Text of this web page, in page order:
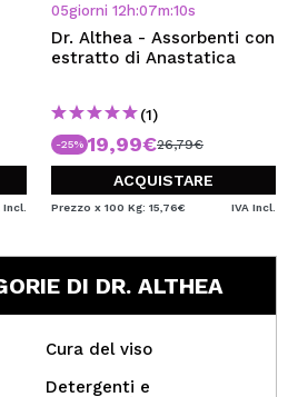
Incl.
05giorni 12 h:07m:10s
Dr. Althea - Assorbenti con
estratto di Anastatica
(1)
-25% 19,99€26,79€
ACQUISTARE
Prezzo x 100 Kg: 15,76€ IVA Incl.
DI DR. ALTHEA
Cura del viso
Detergenti e